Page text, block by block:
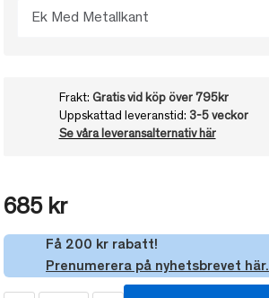
Ek Med Metallkant
Frakt: Gratis vid köp över 795kr
Uppskattad leveranstid: 3-5 veckor
Se våra leveransalternativ här
685 kr
Få 200 kr rabatt!
Prenumerera på nyhetsbrevet här.